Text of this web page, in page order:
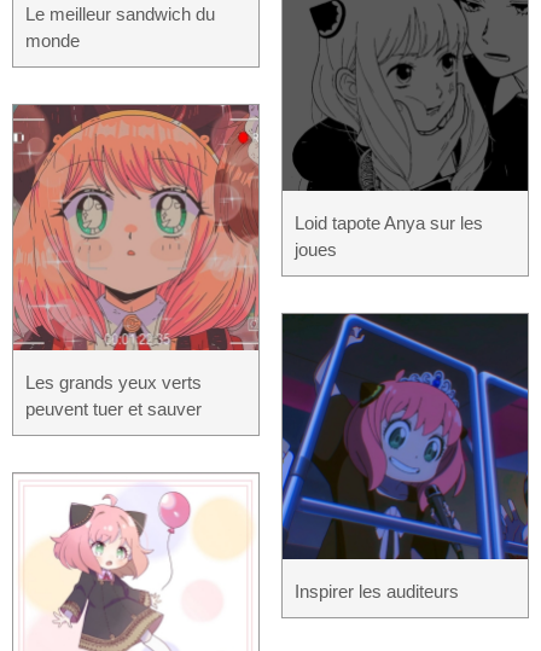
Le meilleur sandwich du
monde
Les grands yeux verts
peuvent tuer et sauver
Loid tapote Anya sur les
joues
Inspirer les auditeurs